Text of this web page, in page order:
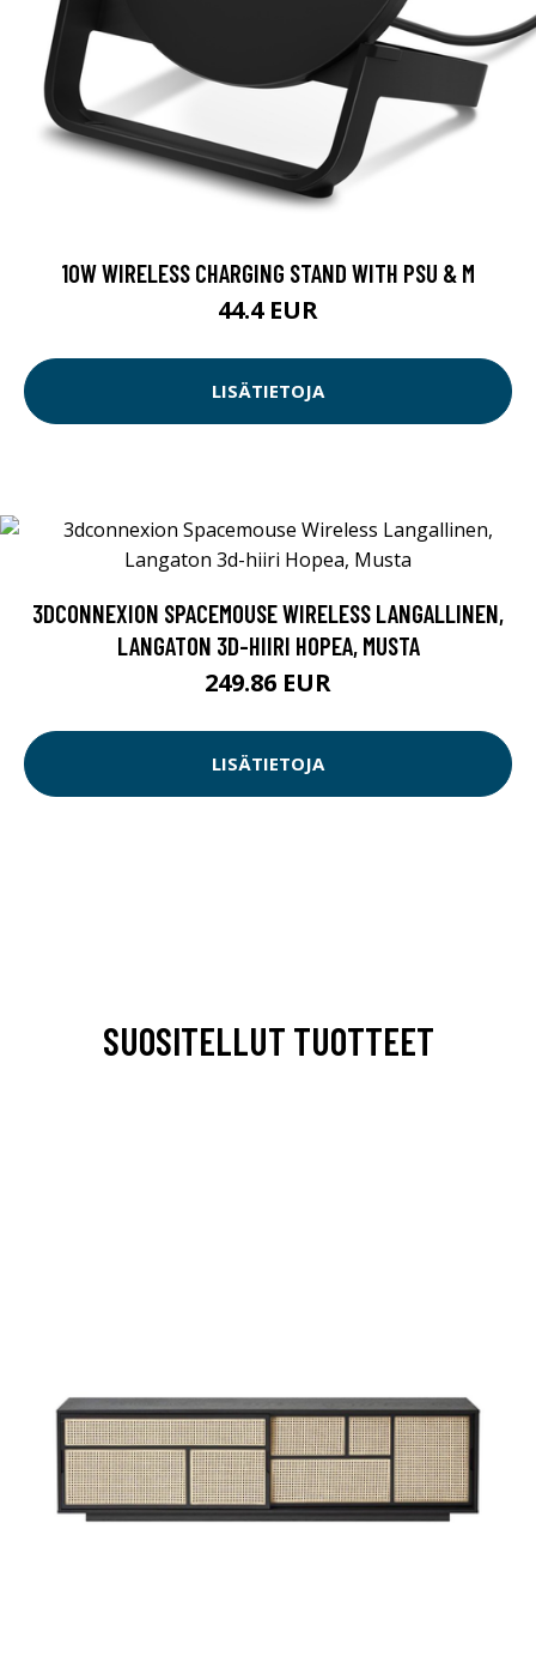
10W WIRELESS CHARGING STAND WITH PSU & M
44.4 EUR
LISÄTIETOJA
3DCONNEXION SPACEMOUSE WIRELESS LANGALLINEN,
LANGATON 3D-HIIRI HOPEA, MUSTA
249.86 EUR
LISÄTIETOJA
SUOSITELLUT TUOTTEET